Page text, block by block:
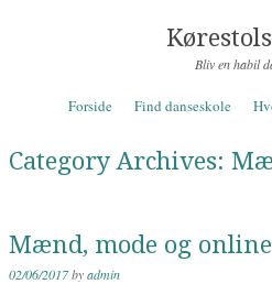
Bliv en habil
Menu
Skip to content
Forside Find danseskole
Category Archives:
Mænd, mode og
02/06/2017byadmin